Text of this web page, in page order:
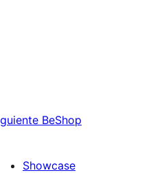
BeShop
Showcase